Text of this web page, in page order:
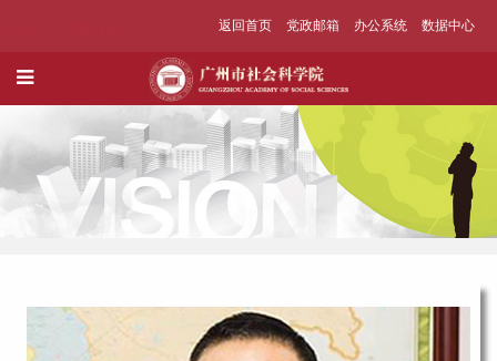
返回首页 党政邮箱 办公系统 数据中心